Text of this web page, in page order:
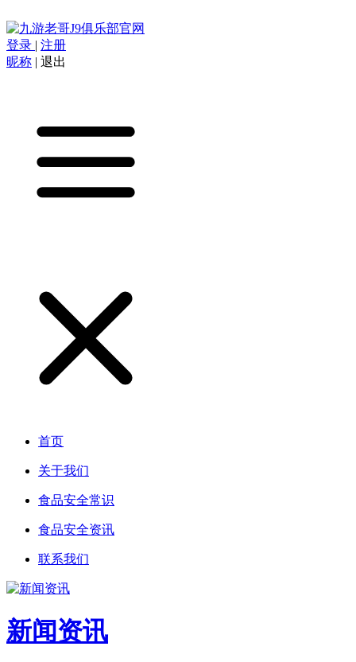
登录 | 注册
昵称 | 退出
首页
关于我们
食品安全常识
食品安全资讯
联系我们
新闻资讯